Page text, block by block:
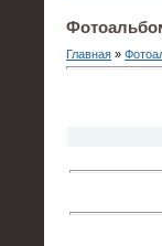
Главная »